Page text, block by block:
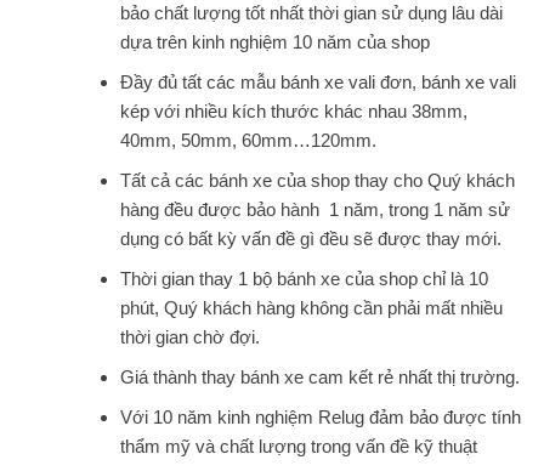
bảo chất lượng tốt nhất thời gian sử dụng lâu dài
dựa trên kinh nghiệm 10 năm của shop
Đầy đủ tất các mẫu bánh xe vali đơn, bánh xe vali
kép với nhiều kích thước khác nhau 38mm,
40mm, 50mm, 60mm…120mm.
Tất cả các bánh xe của shop thay cho Quý khách
hàng đều được bảo hành 1 năm, trong 1 năm sử
dụng có bất kỳ vấn đề gì đều sẽ được thay mới.
Thời gian thay 1 bộ bánh xe của shop chỉ là 10
phút, Quý khách hàng không cần phải mất nhiều
thời gian chờ đợi.
Giá thành thay bánh xe cam kết rẻ nhất thị trường.
Với 10 năm kinh nghiệm Relug đảm bảo được tính
thẩm mỹ và chất lượng trong vấn đề kỹ thuật